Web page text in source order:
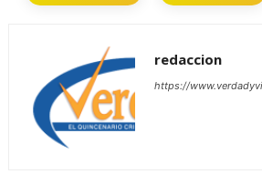
redaccion
https://